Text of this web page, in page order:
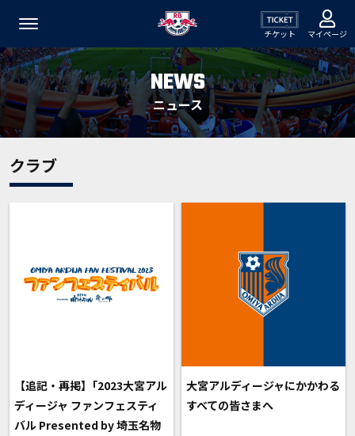
チケット マイページ
NEWS
ニュース
クラブ
【追記・再掲】｢2023大宮アル
ディージャ ファンフェスティ
バル Presented by 埼玉名物
大宮アルディージャにかかわる
すべての皆さまへ